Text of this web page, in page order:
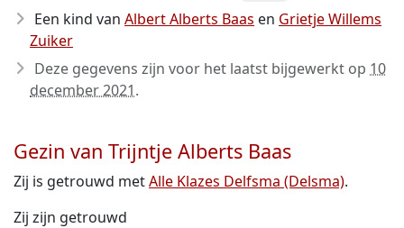
Een kind van Albert Alberts Baas en Grietje Willems
Zuiker
Deze gegevens zijn voor het laatst bijgewerkt op 10
december 2021.
Gezin van Trijntje Alberts Baas
Zij is getrouwd metAlle Klazes Delfsma (Delsma).
Zij zijn getrouwd